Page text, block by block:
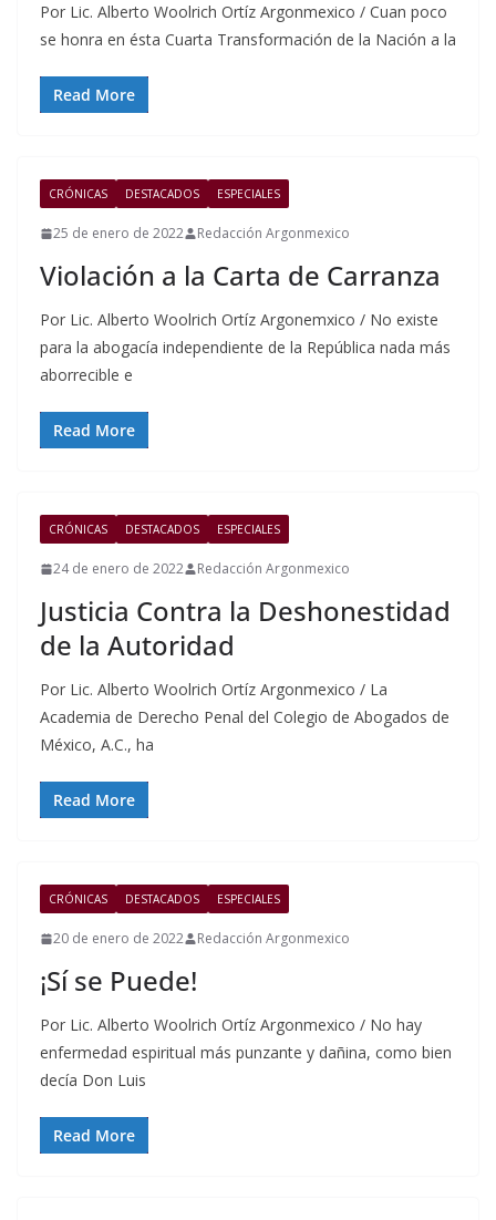
Por Lic. Alberto Woolrich Ortíz Argonmexico / Cuan poco
se honra en ésta Cuarta Transformación de la Nación a la
Read More
CRÓNICAS DESTACADOS ESPECIALES
25 de enero de 2022 Redacción Argonmexico
Violación a la Carta de Carranza
Por Lic. Alberto Woolrich Ortíz Argonemxico / No existe
para la abogacía independiente de la República nada más
aborrecible e
Read More
CRÓNICAS DESTACADOS ESPECIALES
24 de enero de 2022 Redacción Argonmexico
Justicia Contra la Deshonestidad
de la Autoridad
Por Lic. Alberto Woolrich Ortíz Argonmexico / La
Academia de Derecho Penal del Colegio de Abogados de
México, A.C., ha
Read More
CRÓNICAS DESTACADOS ESPECIALES
20 de enero de 2022 Redacción Argonmexico
¡Sí se Puede!
Por Lic. Alberto Woolrich Ortíz Argonmexico / No hay
enfermedad espiritual más punzante y dañina, como bien
decía Don Luis
Read More